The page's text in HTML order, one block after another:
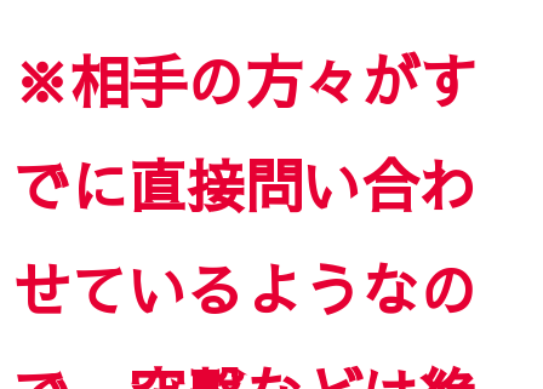
※相手の方々がす
でに直接問い合わ
せているようなの